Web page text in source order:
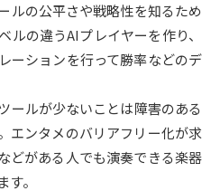
学問検索
ルの公平さや戦略性を知るため
ルの違うAIプレイヤーを作り、
ーションを行って勝率などのデ
ールが少ないことは障害のある
エンタメのバリアフリー化が求
どがある人でも演奏できる楽器
。